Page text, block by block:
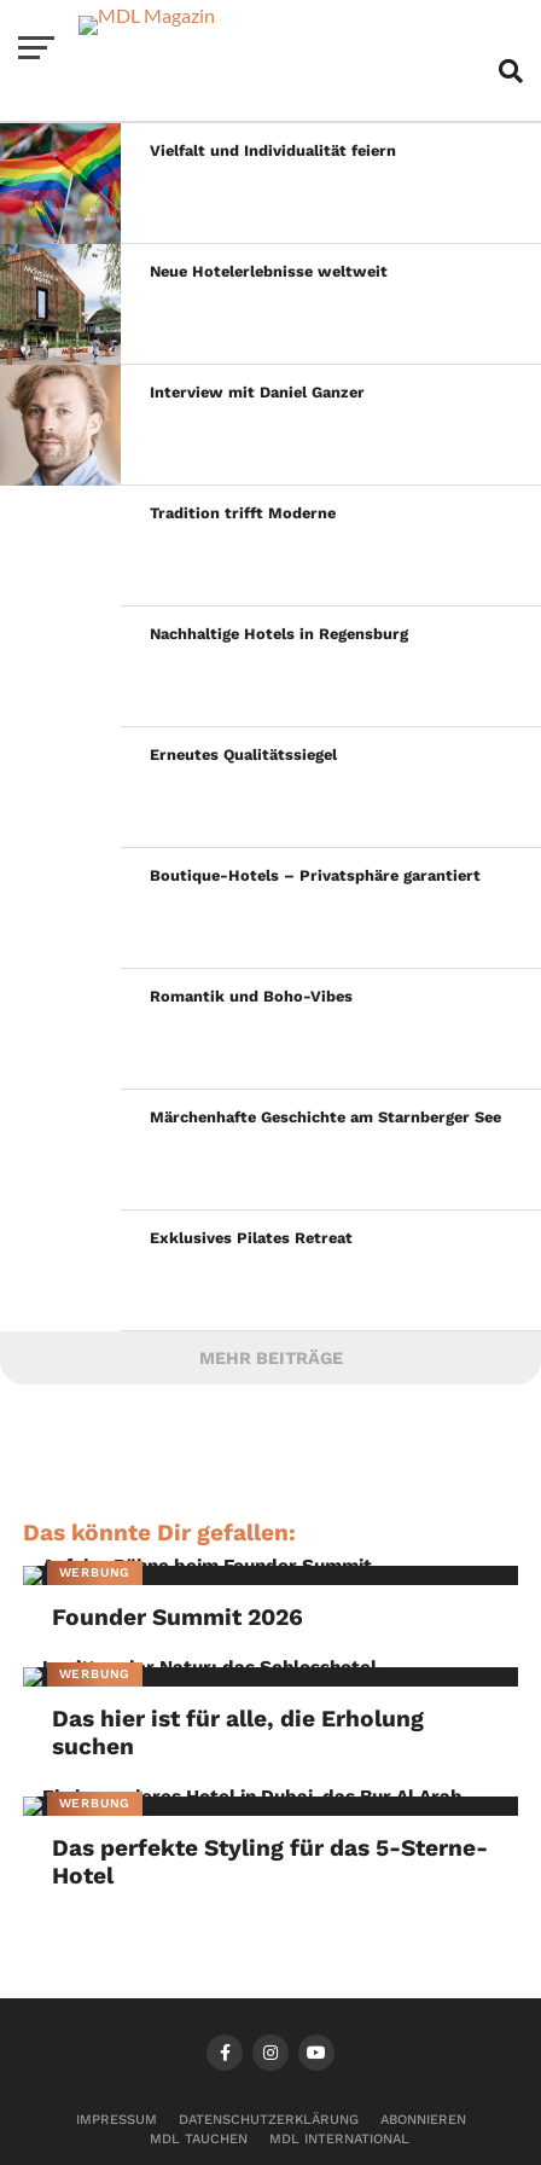
Vielfalt und Individualität feiern
Neue Hotelerlebnisse weltweit
Interview mit Daniel Ganzer
Tradition trifft Moderne
Nachhaltige Hotels in Regensburg
Erneutes Qualitätssiegel
Boutique-Hotels – Privatsphäre garantiert
Romantik und Boho-Vibes
Märchenhafte Geschichte am Starnberger See
Exklusives Pilates Retreat
MEHR BEITRÄGE
Das könnte Dir gefallen:
WERBUNG
Founder Summit 2026
WERBUNG
Das hier ist für alle, die Erholung
suchen
WERBUNG
Das perfekte Styling für das 5-Sterne-
Hotel
IMPRESSUM DATENSCHUTZERKLÄRUNG
ABONNIEREN
MDL TAUCHEN
MDL INTERNATIONAL